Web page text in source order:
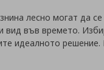
лесно могат да
вид във времето.
идеалното